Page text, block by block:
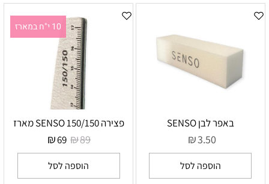
באפר לבן SENSO
₪3.50
הוספה לסל
10 י"ח במארז
פצירה SENSO 150/150 מארז
₪89
₪69
הוספה לסל